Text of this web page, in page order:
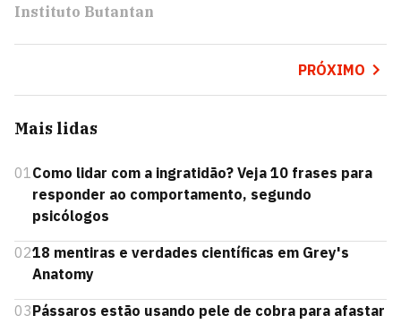
Instituto Butantan
PRÓXIMO
Mais lidas
01 Como lidar com a ingratidão? Veja 10 frases para
responder ao comportamento, segundo
psicólogos
0218 mentiras e verdades científicas em Grey's
Anatomy
03Pássaros estão usando pele de cobra para afastar